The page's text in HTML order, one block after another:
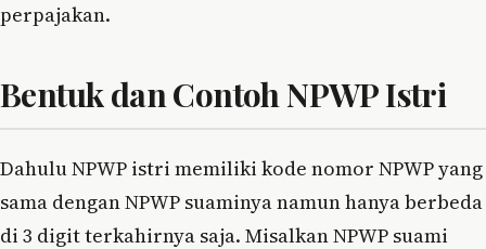
perpajakan.
Bentuk dan Contoh NPWP Istri
Dahulu NPWP istri memiliki kode nomor NPWP yang
sama dengan NPWP suaminya namun hanya berbeda
di 3 digit terkahirnya saja. Misalkan NPWP suami